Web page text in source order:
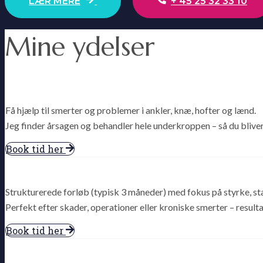
Mine ydelser
Få hjælp til smerter og problemer i ankler, knæ, hofter og lænd.
Jeg finder årsagen og behandler hele underkroppen – så du
Book tid her
Strukturerede forløb (typisk 3 måneder) med fokus på styrke,
Perfekt efter skader, operationer eller kroniske smerter –
Book tid her